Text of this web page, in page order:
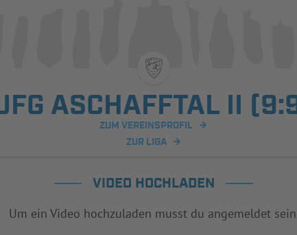
ASCHAFFTAL II
ZUM VEREINSPROFIL
ZUR LIGA
VIDEO HOCHLADEN
Um ein Video hochzuladen musst du angemeldet